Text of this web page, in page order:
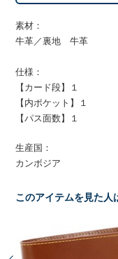
素材：
牛革／裏地 牛革
仕様：
【カード段】１
【内ポケット】１
【パス面数】１
生産国：
カンボジア
このアイテムを見た人